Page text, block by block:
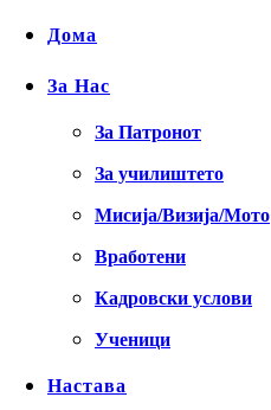
Дома
За Нас
За Патронот
За училиштето
Мисија/Визија/Мото
Вработени
Кадровски услови
Ученици
Настава